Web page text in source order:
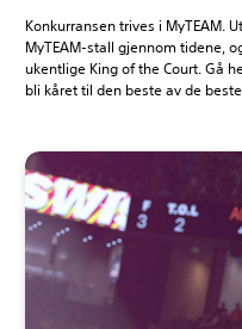
Konkurransen trives i MyTEAM.
MyTEAM-stall gjennom tidene,
ukentlige King of the Court. Gå
bli kåret til den beste av de